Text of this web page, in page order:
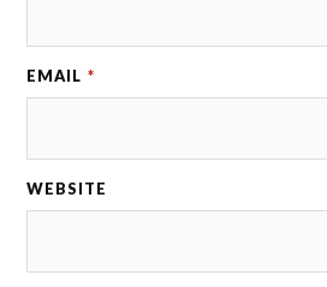
EMAIL *
WEBSITE